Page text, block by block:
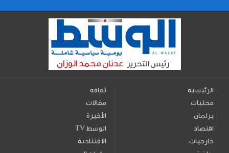
الرئيسية
محليات
برلمان
اقتصاد
خارجيات
ثقافة
مقالات
الأخيرة
TV الوسط
الافتتاحية